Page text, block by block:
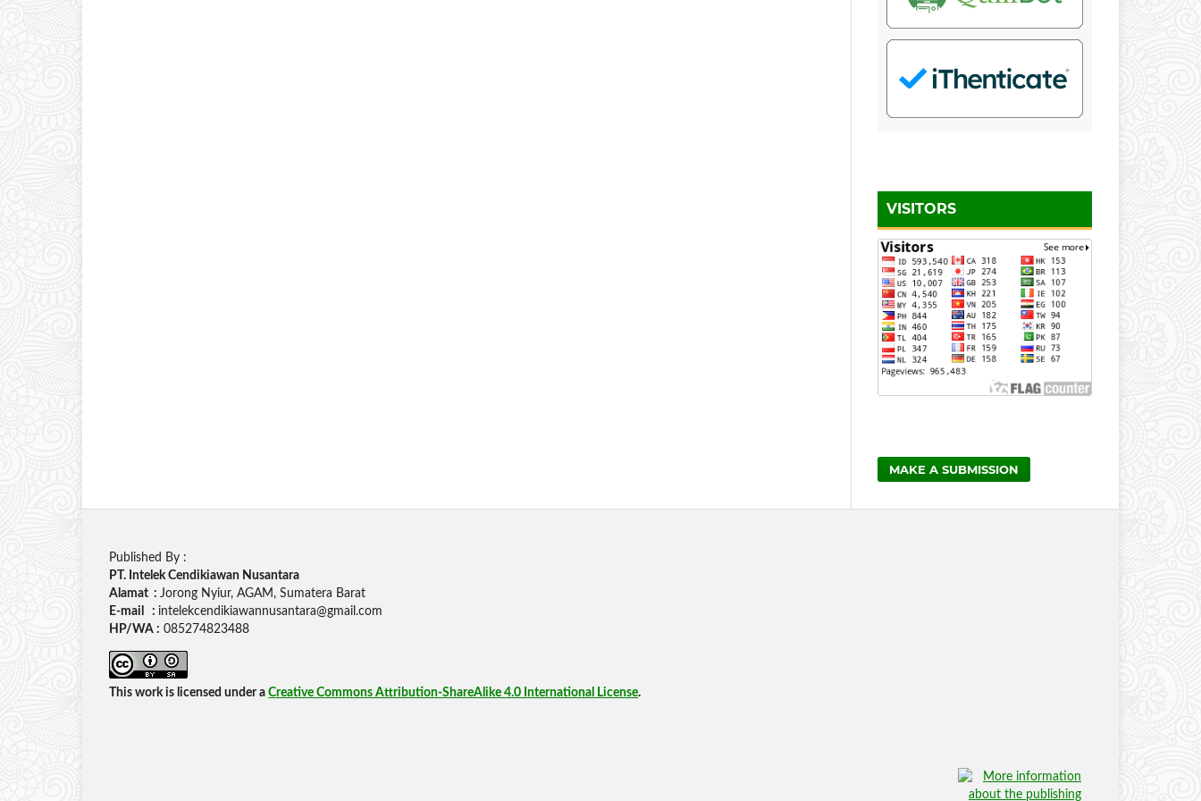
VISITORS
MAKE A SUBMISSION
Published By :
PT. Intelek Cendikiawan Nusantara
Alamat : Jorong Nyiur, AGAM, Sumatera Barat
E-mail : intelekcendikiawannusantara@gmail.com
HP/WA : 085274823488
This work is licensed under a Creative Commons Attribution-ShareAlike 4.0 International License.